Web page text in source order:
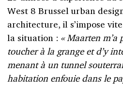
West 8 Brussel urban
architecture, il s’impose
la situation : « Maarten m’a
toucher à la grange et d’y
menant à un tunnel
habitation enfouie dans le